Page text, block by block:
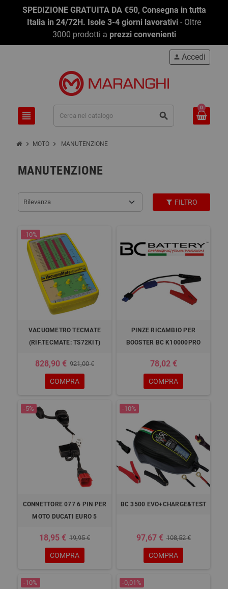
SPEDIZIONE GRATUITA DA €50, Consegna in tutta
Italia in 24/72H. Isole 3-4 giorni lavorativi - Oltre
3000 prodotti a prezzi convenienti
view_headline search
person Accedi
0
chevron_right MOTO chevron_right MANUTENZIONE
MANUTENZIONE
Rilevanza FILTRO
-10%
VACUOMETRO TECMATE
(RIF.TECMATE: TS72KIT)
828,90 € 921,00 €
COMPRA
PINZE RICAMBIO PER
BOOSTER BC K10000PRO
78,02 €
COMPRA
-5%
CONNETTORE 077 6 PIN PER
MOTO DUCATI EURO 5
18,95 € 19,95 €
COMPRA
-10%
BC 3500 EVO+CHARGE&TEST
97,67 € 108,52 €
COMPRA
-10% -0,01%